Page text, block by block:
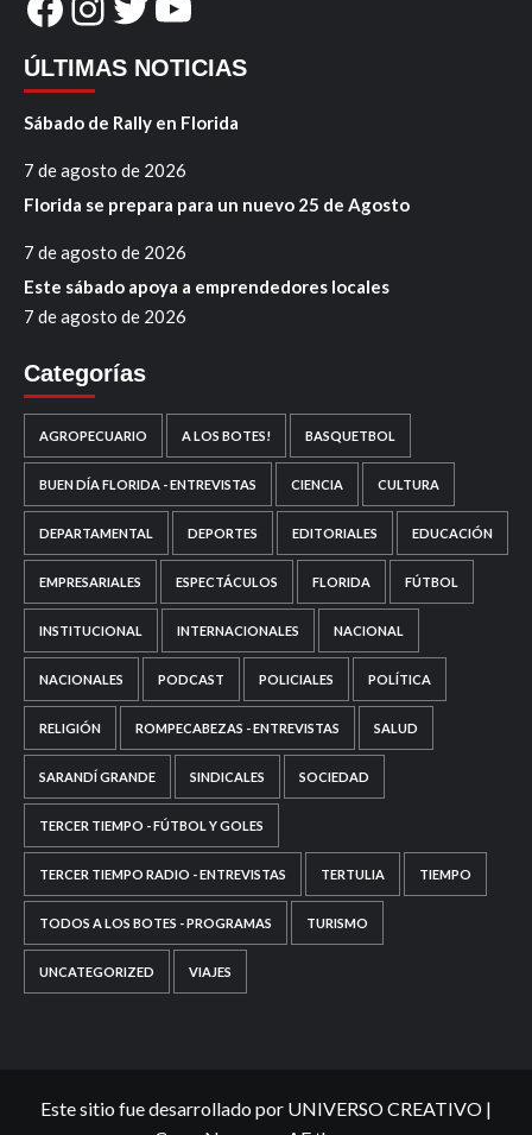
ÚLTIMAS NOTICIAS
Sábado de Rally en Florida
7 de agosto de 2026
Florida se prepara para un nuevo 25 de Agosto
7 de agosto de 2026
Este sábado apoya a emprendedores locales
7 de agosto de 2026
Categorías
AGROPECUARIO A LOS BOTES! BASQUETBOL
BUEN DÍA FLORIDA - ENTREVISTAS CIENCIA CULTURA
DEPARTAMENTAL DEPORTES EDITORIALES EDUCACIÓN
EMPRESARIALES ESPECTÁCULOS FLORIDA FÚTBOL
INSTITUCIONAL INTERNACIONALES NACIONAL
NACIONALES PODCAST POLICIALES POLÍTICA
RELIGIÓN ROMPECABEZAS - ENTREVISTAS SALUD
SARANDÍ GRANDE SINDICALES SOCIEDAD
TERCER TIEMPO - FÚTBOL Y GOLES
TERCER TIEMPO RADIO - ENTREVISTAS TERTULIA TIEMPO
TODOS A LOS BOTES - PROGRAMAS TURISMO
UNCATEGORIZED VIAJES
Este sitio fue desarrollado por UNIVERSO CREATIVO |